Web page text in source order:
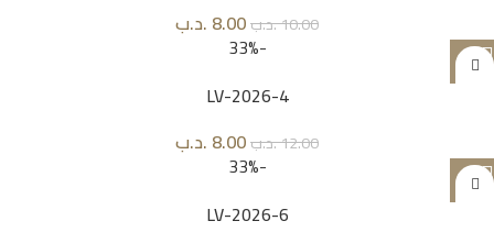
10.00.د.ب8.00 .د.ب
-33%
LV-2026-4
12.00.د.ب8.00 .د.ب
-33%
LV-2026-6